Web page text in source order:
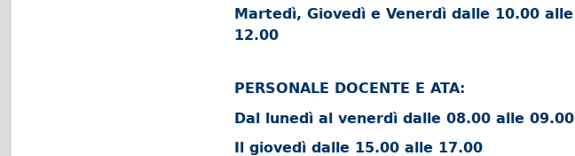
Martedì, Giovedì e Venerdì dalle 10.00 alle
12.00
PERSONALE DOCENTE E ATA:
Dal lunedì al venerdì dalle 08.00 alle 09.00
Il giovedì dalle 15.00 alle 17.00